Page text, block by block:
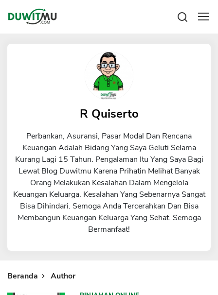
Mengelola keuangan
Pinjaman Online
Hutang
KTA
KPR
Kredit Usaha
Pinjaman Online
Broker Forex
Assets Crypto
R Quiserto
Perbankan, Asuransi, Pasar Modal Dan Rencana
Keuangan Adalah Bidang Yang Saya Geluti Selama
Kurang Lagi 15 Tahun. Pengalaman Itu Yang Saya Bagi
Lewat Blog Duwitmu Karena Prihatin Melihat Banyak
Orang Melakukan Kesalahan Dalam Mengelola
Keuangan Keluarga. Kesalahan Yang Sebenarnya Sangat
Bisa Dihindari. Semoga Anda Tercerahkan Dan Bisa
Membangun Keuangan Keluarga Yang Sehat. Semoga
Bermanfaat!
Beranda Author